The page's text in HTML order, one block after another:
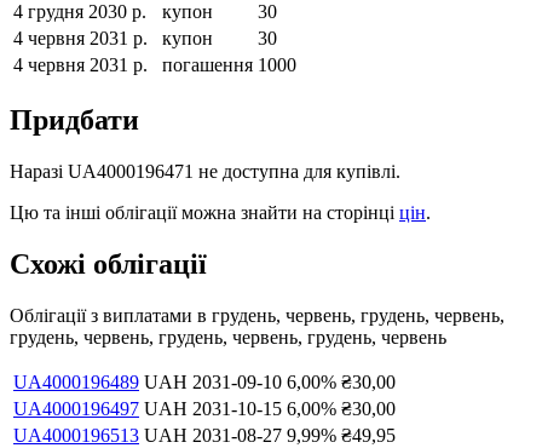
4 грудня 2030 р.
купон
30
4 червня 2031 р.
купон
30
4 червня 2031 р.
погашення 1000
Придбати
Наразі UA4000196471 не доступна для купівлі.
Цю та інші облігації можна знайти на сторінці цін.
Схожі облігації
Облігації з виплатами в грудень, червень, грудень, червень,
грудень, червень, грудень, червень, грудень, червень
UA4000196489 UAH 2031-09-10 6,00% ₴30,00
UA4000196497 UAH 2031-10-15 6,00% ₴30,00
UA4000196513 UAH 2031-08-27 9,99% ₴49,95